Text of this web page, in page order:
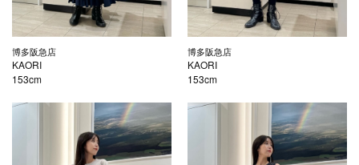
博多阪急店
KAORI
153cm
博多阪急店
KAORI
153cm